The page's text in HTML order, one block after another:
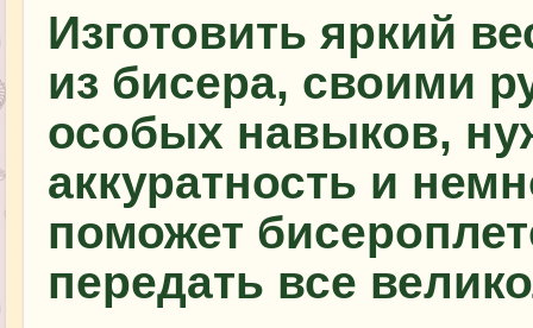
Изготовить яркий
из бисера, своими
особых навыков,
аккуратность и
поможет
передать все